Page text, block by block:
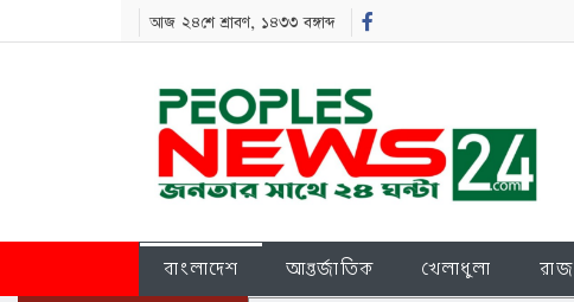
আজ ২৪শে শ্রাবণ, ১৪৩৩ বঙ্গাব্দ
বাংলাদেশ আন্তর্জাতিক খেলাধুলা